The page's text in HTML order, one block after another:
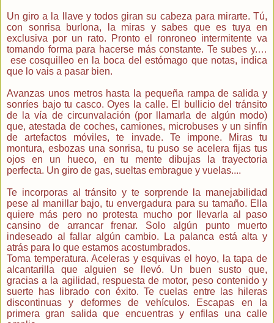
Un giro a la llave y todos giran su cabeza para mirarte. Tú,
con sonrisa burlona, la miras y sabes que es tuya en
exclusiva por un rato. Pronto el ronroneo intermitente va
tomando forma para hacerse más constante. Te subes y.…
ese cosquilleo en la boca del estómago que notas, indica
que lo vais a pasar bien.
Avanzas unos metros hasta la pequeña rampa de salida y
sonríes bajo tu casco. Oyes la calle. El bullicio del tránsito
de la vía de circunvalación (por llamarla de algún modo)
que, atestada de coches, camiones, microbuses y un sinfín
de artefactos móviles, te invade. Te impone. Miras tu
montura, esbozas una sonrisa, tu puso se acelera fijas tus
ojos en un hueco, en tu mente dibujas la trayectoria
perfecta. Un giro de gas, sueltas embrague y vuelas....
Te incorporas al tránsito y te sorprende la manejabilidad
pese al manillar bajo, tu envergadura para su tamaño. Ella
quiere más pero no protesta mucho por llevarla al paso
cansino de arrancar frenar. Solo algún punto muerto
indeseado al fallar algún cambio. La palanca está alta y
atrás para lo que estamos acostumbrados.
Toma temperatura. Aceleras y esquivas el hoyo, la tapa de
alcantarilla que alguien se llevó. Un buen susto que,
gracias a la agilidad, respuesta de motor, peso contenido y
suerte has librado con éxito. Te cuelas entre las hileras
discontinuas y deformes de vehículos. Escapas en la
primera gran salida que encuentras y enfilas una calle